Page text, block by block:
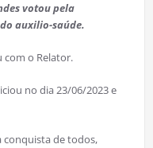
votou pela
auxilio-saúde.
o Relator.
no dia 23/06/2023 e
conquista de todos,